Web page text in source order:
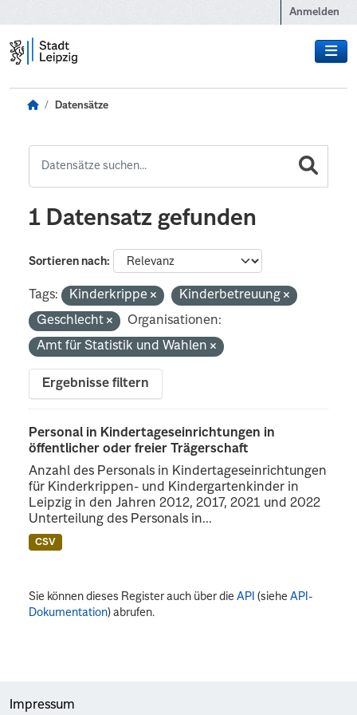
Anmelden
Datensätze
1 Datensatz gefunden
Sortieren nach
Tags: Kinderkrippe
Kinderbetreuung
Geschlecht
Organisationen:
Amt für Statistik und Wahlen
Ergebnisse filtern
Personal in Kindertageseinrichtungen in
öffentlicher oder freier Trägerschaft
Anzahl des Personals in Kindertageseinrichtungen
für Kinderkrippen- und Kindergartenkinder in
Leipzig in den Jahren 2012, 2017, 2021 und 2022
Unterteilung des Personals in...
CSV
Sie können dieses Register auch über dieAPI (sieheAPI-
Dokumentation) abrufen.
Impressum